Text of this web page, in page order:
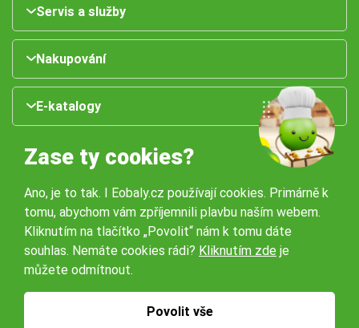
Servis a služby
Nakupování
E-katalogy
Naše pobočky:
Obchodní podmínky
Zase ty cookies?
Ano, je to tak. I Eobaly.cz používají cookies. Primárně k
tomu, abychom vám zpříjemnili plavbu naším webem.
Kliknutím na tlačítko „Povolit“ nám k tomu dáte
souhlas. Nemáte cookies rádi? Kliknutím zde je
můžete odmítnout.
Povolit vše